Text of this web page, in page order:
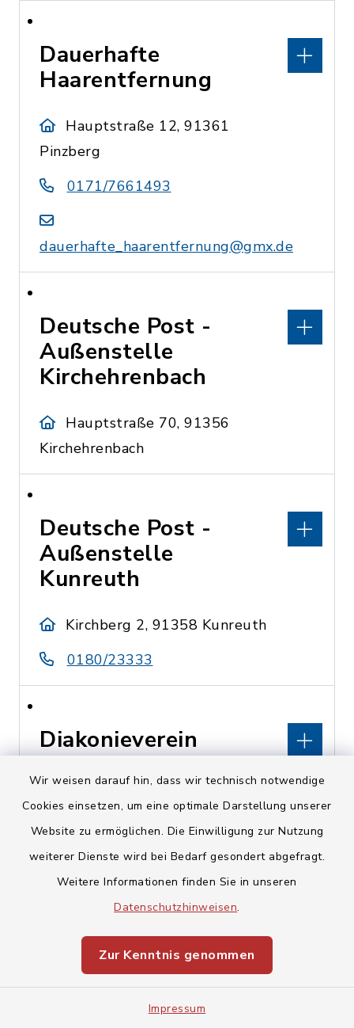
Wir weisen darauf hin, dass wir technisch notwendige
Cookies einsetzen, um eine optimale Darstellung unserer
Website zu ermöglichen. Die Einwilligung zur Nutzung
weiterer Dienste wird bei Bedarf gesondert abgefragt.
Weitere Informationen finden Sie in unseren
Datenschutzhinweisen.
Zur Kenntnis genommen
Impressum
Dauerhafte
Haarentfernung
Hauptstraße 12, 91361
Pinzberg
0171/7661493
dauerhafte_haarentfernung@gmx.de
Deutsche Post -
Außenstelle
Kirchehrenbach
Hauptstraße 70, 91356
Kirchehrenbach
Deutsche Post -
Außenstelle
Kunreuth
Kirchberg 2, 91358 Kunreuth
0180/23333
Diakonieverein
Kunreuth
Kirchberg 16, 91358
Kunreuth
www.kunreuth-
evangelisch.de